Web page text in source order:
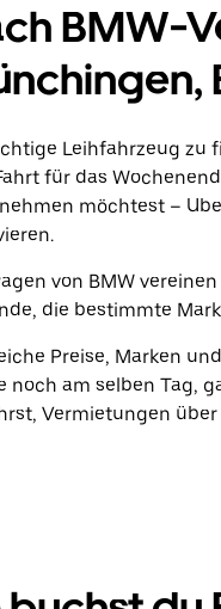
BMW-
Leihfahrzeug zu
für das
möchtest –
von BMW
die bestimmte
Preise, Marken
noch am selben Tag,
Vermietungen